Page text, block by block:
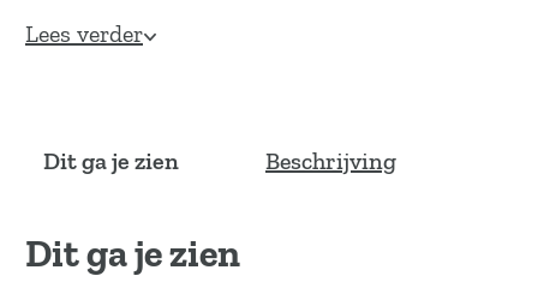
Lees verder
Dit ga je zien Beschrijving
Dit ga je zien